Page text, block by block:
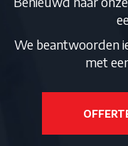
We beantwoorden
met